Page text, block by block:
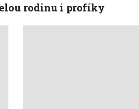
rodinu i profíky